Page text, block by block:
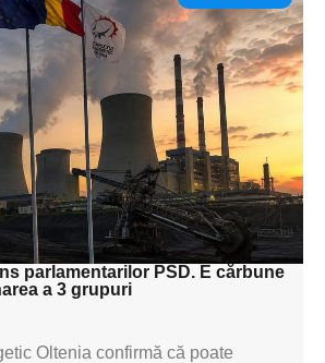
aici textul pentru
aici
aici
aici
subti
parlamentarilor PSD. E cărbune
a 3 grupuri
Oltenia confirmă că poate